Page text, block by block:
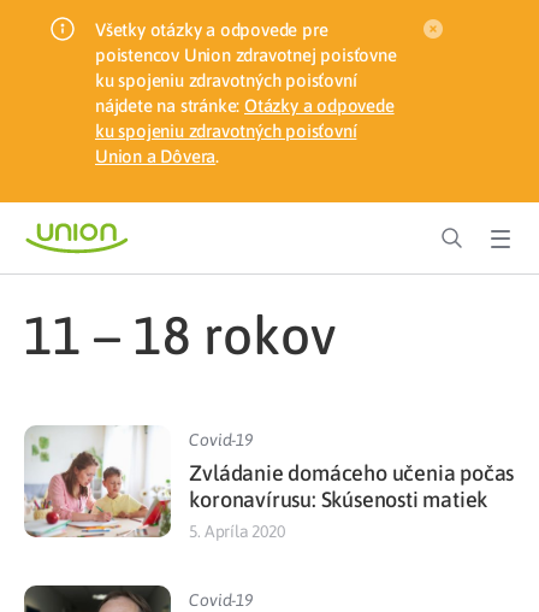
Všetky otázky a odpovede pre
poistencov Union zdravotnej poisťovne
ku spojeniu zdravotných poisťovní
nájdete na stránke: Otázky a odpovede
ku spojeniu zdravotných poisťovní
Union a Dôvera.
11 – 18 rokov
Covid-19
Zvládanie domáceho učenia počas
koronavírusu: Skúsenosti matiek
5. Apríla 2020
Covid-19